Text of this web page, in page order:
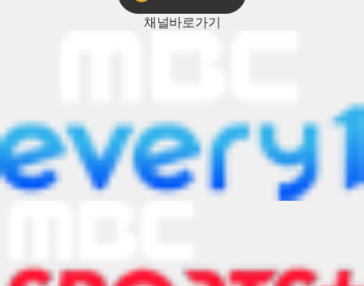
채널바로가기